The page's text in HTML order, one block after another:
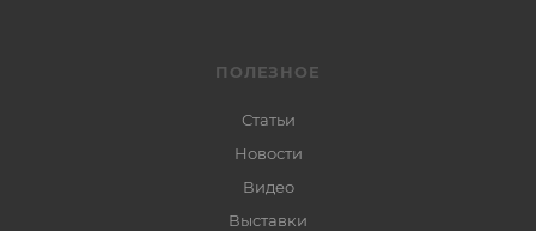
ПОЛЕЗНОЕ
Статьи
Новости
Видео
Выставки